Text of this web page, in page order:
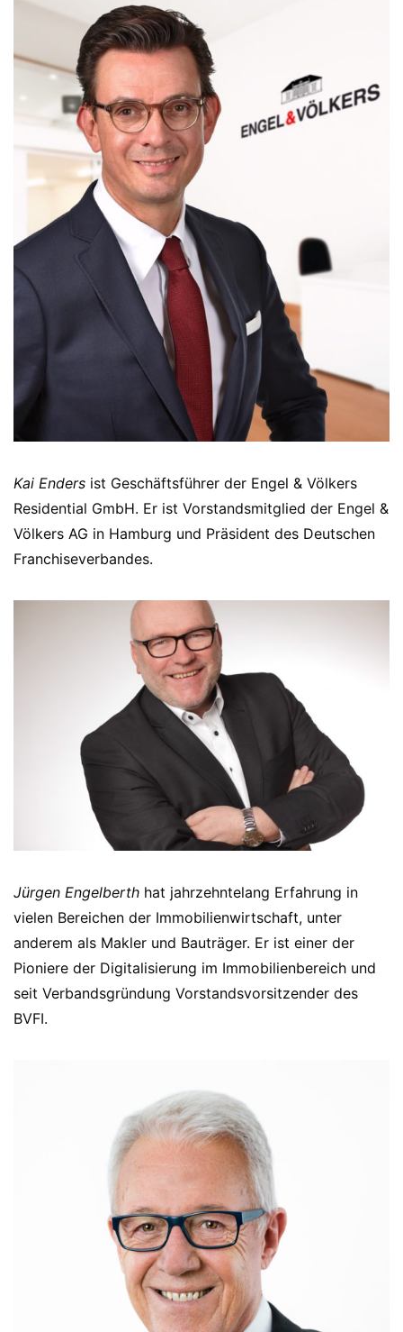
Kai Enders ist Geschäftsführer der Engel & Völkers
Residential GmbH. Er ist Vorstandsmitglied der Engel &
Völkers AG in Hamburg und Präsident des Deutschen
Franchiseverbandes.
Jürgen Engelberth hat jahrzehntelang Erfahrung in
vielen Bereichen der Immobilienwirtschaft, unter
anderem als Makler und Bauträger. Er ist einer der
Pioniere der Digitalisierung im Immobilienbereich und
seit Verbandsgründung Vorstandsvorsitzender des
BVFI.